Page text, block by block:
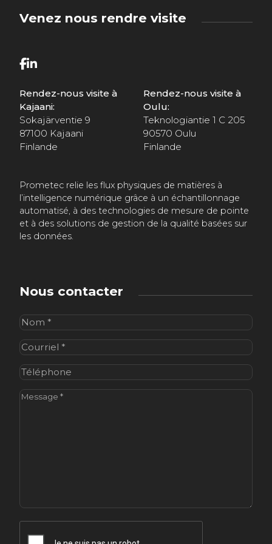
i
t
i
a
i
t
é
*
Venez nous rendre visite
Rendez-nous visite à
Kajaani:
Sokajärventie 9
87100 Kajaani
Finlande
Rendez-nous visite à
Oulu:
Teknologiantie 1 C 205
90570 Oulu
Finlande
Prometec relie les flux physiques de matières à
l’intelligence numérique grâce à un échantillonnage
automatisé, à des technologies de mesure de pointe
et à des solutions de gestion de la qualité basées sur
les données.
Nous contacter
Nom(Nécessaire)
Courriel(Nécessaire)
Téléphone
Message(Nécessaire)